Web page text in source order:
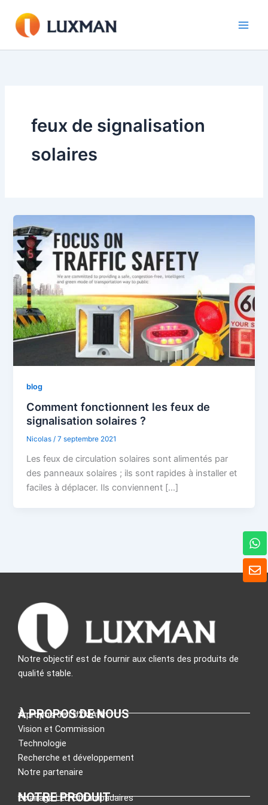
contenu
feux de signalisation
solaires
blog
Comment fonctionnent les feux de
signalisation solaires ?
Nicolas/7 septembre 2021
Les feux de circulation solaires sont alimentés par
des panneaux solaires ; ils sont rapides à installer et
faciles à déplacer. Ils conviennent […]
E
n
W
h
a
t
s
Notre objectif est de fournir aux clients des produits de
qualité stable.
À PROPOS DE NOUS
À propos de LUXMAN
Vision et Commission
Technologie
Recherche et développement
Notre partenaire
NOTRE PRODUIT
Éclairage LED Et Lampadaires